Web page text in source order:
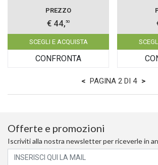
PREZZO
€ 44,50
SCEGLI E ACQUISTA
CONFRONTA
< PAGINA 2 DI 4 >
Offerte e promozioni
Iscriviti alla nostra newsletter per riceverle in